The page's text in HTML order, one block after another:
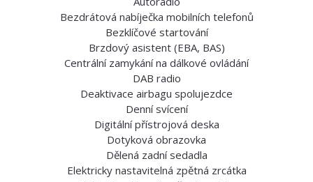
Bezdrátová nabíječka mobilních telefonů
Bezklíčové startování
Brzdový asistent (EBA, BAS)
Centrální zamykání na dálkové ovládání
DAB radio
Deaktivace airbagu spolujezdce
Denní svícení
Digitální přístrojová deska
Dotyková obrazovka
Dělená zadní sedadla
Elektricky nastavitelná zpětná zrcátka